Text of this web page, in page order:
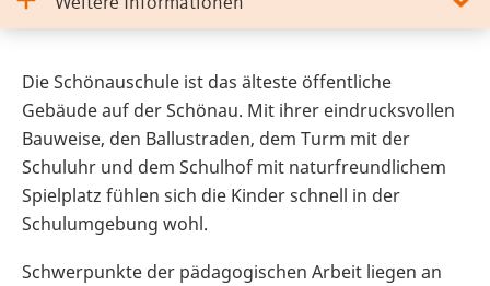
Die Schönauschule ist das älteste öffentliche
Gebäude auf der Schönau. Mit ihrer eindrucksvollen
Bauweise, den Ballustraden, dem Turm mit der
Schuluhr und dem Schulhof mit naturfreundlichem
Spielplatz fühlen sich die Kinder schnell in der
Schulumgebung wohl.
Schwerpunkte der pädagogischen Arbeit liegen an